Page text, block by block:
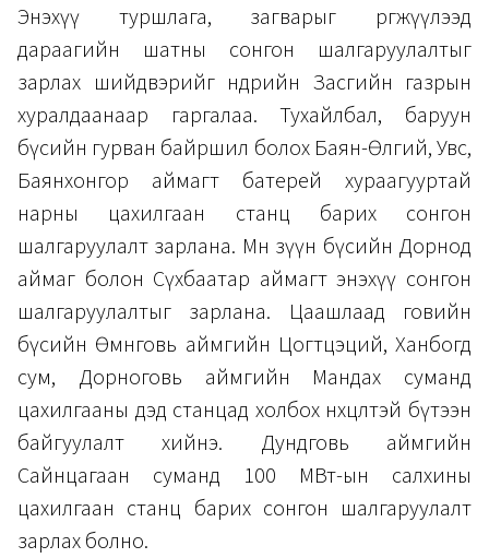
Энэхүү туршлага, загварыг өргөжүүлээд
дараагийн шатны сонгон шалгаруулалтыг
зарлах шийдвэрийг өнөөдрийн Засгийн газрын
хуралдаанаар гаргалаа. Тухайлбал, баруун
бүсийн гурван байршил болох Баян-Өлгий, Увс,
Баянхонгор аймагт батерей хураагууртай
нарны цахилгаан станц барих сонгон
шалгаруулалт зарлана. Мөн зүүн бүсийн Дорнод
аймаг болон Сүхбаатар аймагт энэхүү сонгон
шалгаруулалтыг зарлана. Цаашлаад говийн
бүсийн Өмнөговь аймгийн Цогтцэций, Ханбогд
сум, Дорноговь аймгийн Мандах суманд
цахилгааны дэд станцад холбох нөхцөлтэй бүтээн
байгуулалт хийнэ. Дундговь аймгийн
Сайнцагаан суманд 100 МВт-ын салхины
цахилгаан станц барих сонгон шалгаруулалт
зарлах болно.